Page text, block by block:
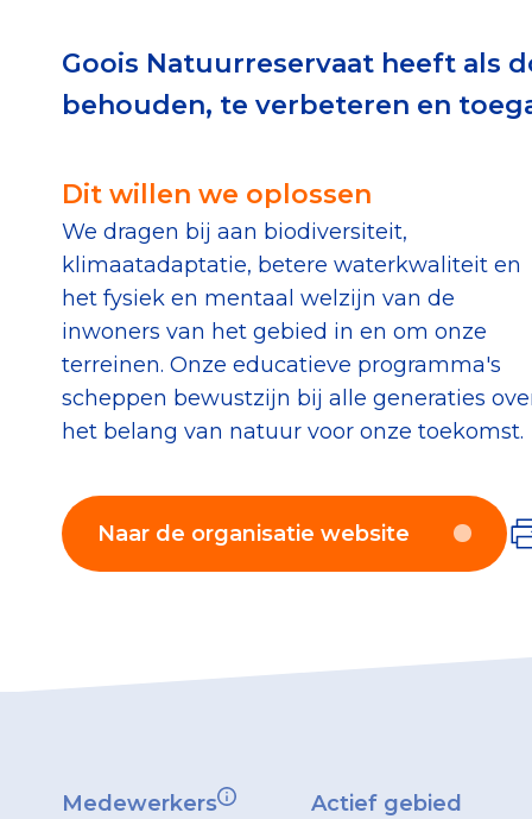
Data &
Betrouwbare data
CBF-publicaties
State of the Sector
Het Nederlandse
Goois Natuurreservaat heeft als
behouden, te verbeteren en
Dit willen we oplossen
We dragen bij aan biodiversiteit,
klimaatadaptatie, betere waterkwaliteit en
het fysiek en mentaal welzijn van de
inwoners van het gebied in en om onze
terreinen. Onze educatieve programma's
scheppen bewustzijn bij alle generaties
het belang van natuur voor onze toekomst.
Naar de organisatie website
Medewerkers
Actief gebied